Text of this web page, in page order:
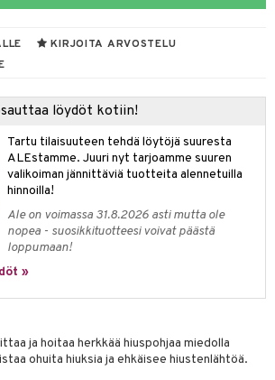
KIRJOITA ARVOSTELU
löydöt kotiin!
Tartu tilaisuuteen tehdä löytöjä suuresta
ALEstamme. Juuri nyt tarjoamme suuren
valikoiman jännittäviä tuotteita alennetuilla
hinnoilla!
Ale on voimassa 31.8.2026 asti mutta ole
nopea - suosikkituotteesi voivat päästä
loppumaan!
»
ja hoitaa herkkää hiuspohjaa miedolla
ohuita hiuksia ja ehkäisee hiustenlähtöä.